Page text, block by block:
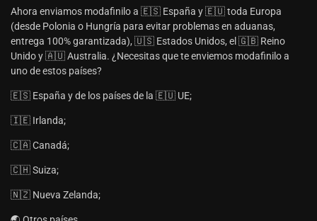
Ahora enviamos modafinilo a 🇪🇸 España y 🇪🇺 toda Europa
(desde Polonia o Hungría para evitar problemas en aduanas,
entrega 100% garantizada), 🇺🇸 Estados Unidos, el 🇬🇧 Reino
Unido y 🇦🇺 Australia. ¿Necesitas que te enviemos modafinilo a
uno de estos países?
🇪🇸 España y de los países de la 🇪🇺 UE;
🇮🇪 Irlanda;
🇨🇦 Canadá;
🇨🇭 Suiza;
🇳🇿 Nueva Zelanda;